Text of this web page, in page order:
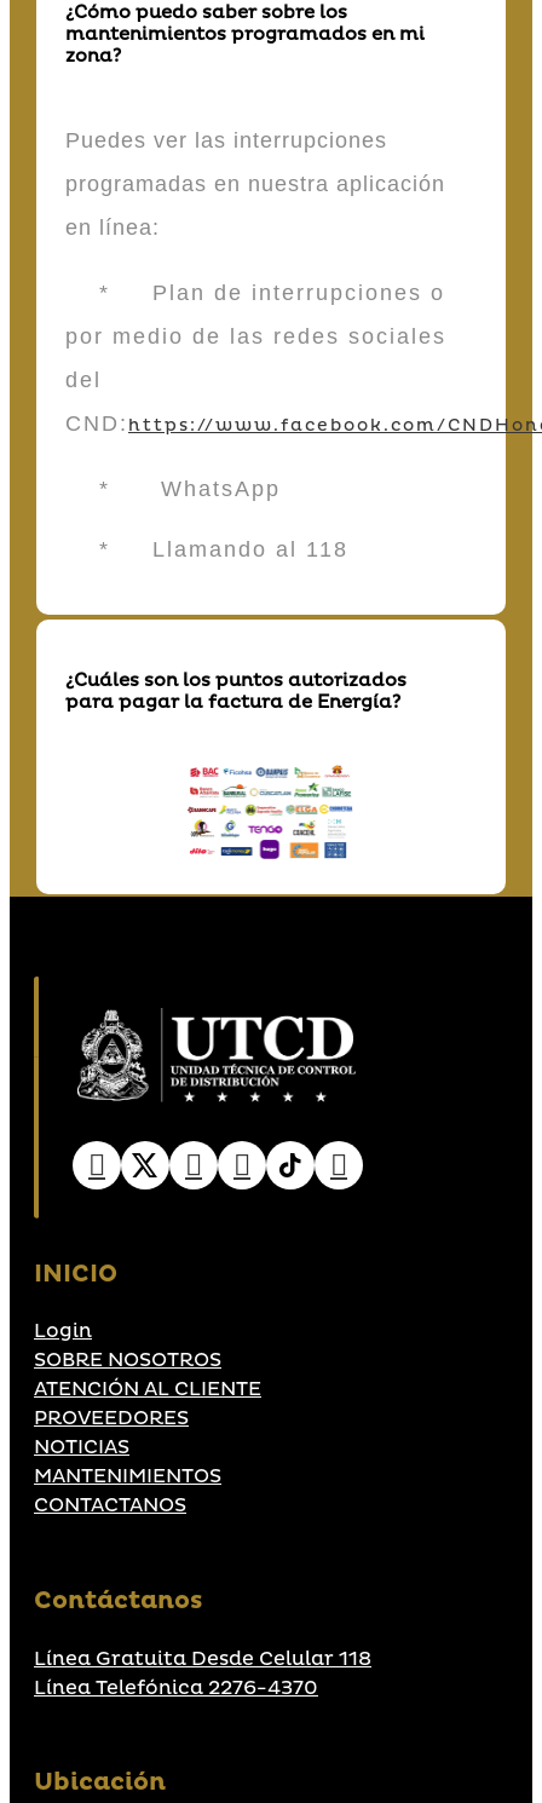
¿Cómo puedo saber sobre los
mantenimientos programados en mi
zona?
Puedes ver las interrupciones
programadas en nuestra aplicación
en línea:
* Plan de interrupciones o
por medio de las redes sociales
del
CND: https://www.facebook.com/
* WhatsApp
* Llamando al 118
¿Cuáles son los puntos autorizados
para pagar la factura de Energía?
INICIO
Login
SOBRE NOSOTROS
ATENCIÓN AL CLIENTE
PROVEEDORES
NOTICIAS
MANTENIMIENTOS
CONTACTANOS
Contáctanos
Línea Gratuita Desde Celular 118
Línea Telefónica 2276-4370
Ubicación